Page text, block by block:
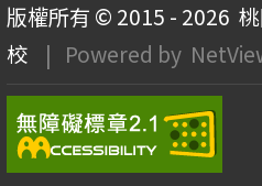
版權所有 © 2015 - 2026
校
| Powered by